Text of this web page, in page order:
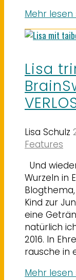
Mehr lesen
Lisa
Lisa Schulz
Features
Und
Wurzeln in
Kind zur
eine
natürlich
2016. In
rausche in
Mehr lesen